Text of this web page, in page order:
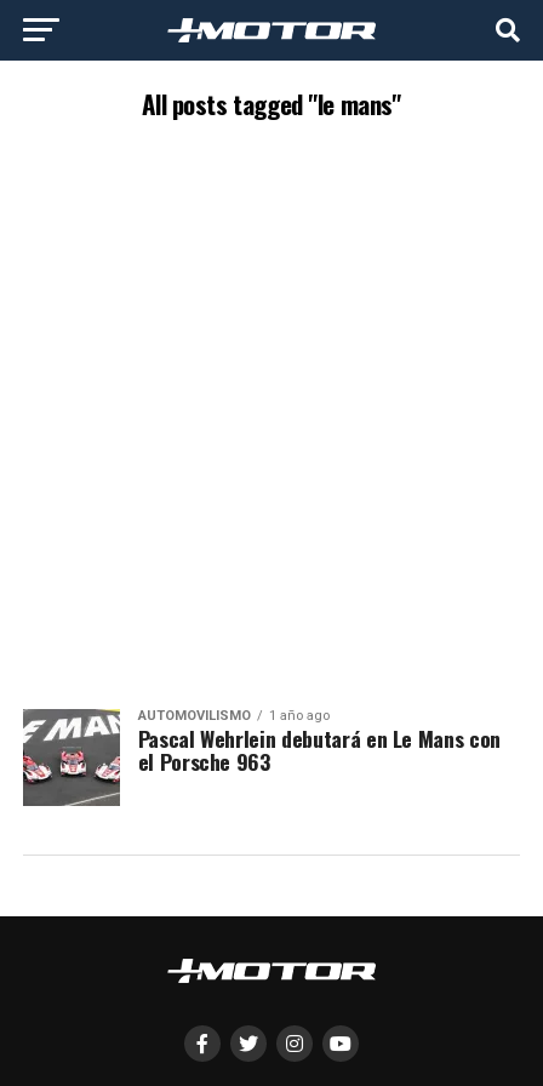
All posts tagged "le mans"
AUTOMOVILISMO 1 año ago
Pascal Wehrlein debutará en Le Mans con
el Porsche 963